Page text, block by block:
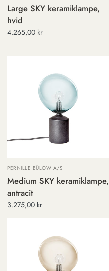
Large SKY keramiklampe,
hvid
4.265,00 kr
PERNILLE BÜLOW A/S
Medium SKY keramiklampe,
antracit
3.275,00 kr